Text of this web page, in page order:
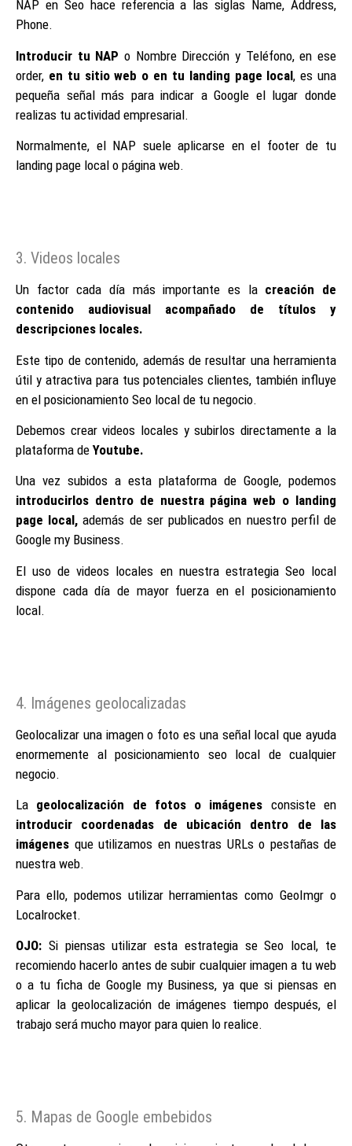
NAP en Seo hace referencia a las siglas Name, Address,
Phone.
Introducir tu NAP o Nombre Dirección y Teléfono, en ese
order, en tu sitio web o en tu landing page local, es una
pequeña señal más para indicar a Google el lugar donde
realizas tu actividad empresarial.
Normalmente, el NAP suele aplicarse en el footer de tu
landing page local o página web.
3. Videos locales
Un factor cada día más importante es la creación de
contenido audiovisual acompañado de títulos y
descripciones locales.
Este tipo de contenido, además de resultar una herramienta
útil y atractiva para tus potenciales clientes, también influye
en el posicionamiento Seo local de tu negocio.
Debemos crear videos locales y subirlos directamente a la
plataforma de Youtube.
Una vez subidos a esta plataforma de Google, podemos
introducirlos dentro de nuestra página web o landing
page local, además de ser publicados en nuestro perfil de
Google my Business.
El uso de videos locales en nuestra estrategia Seo local
dispone cada día de mayor fuerza en el posicionamiento
local.
4. Imágenes geolocalizadas
Geolocalizar una imagen o foto es una señal local que ayuda
enormemente al posicionamiento seo local de cualquier
negocio.
La geolocalización de fotos o imágenes consiste en
introducir coordenadas de ubicación dentro de las
imágenes que utilizamos en nuestras URLs o pestañas de
nuestra web.
Para ello, podemos utilizar herramientas como GeoImgr o
Localrocket.
OJO: Si piensas utilizar esta estrategia se Seo local, te
recomiendo hacerlo antes de subir cualquier imagen a tu web
o a tu ficha de Google my Business, ya que si piensas en
aplicar la geolocalización de imágenes tiempo después, el
trabajo será mucho mayor para quien lo realice.
5. Mapas de Google embebidos